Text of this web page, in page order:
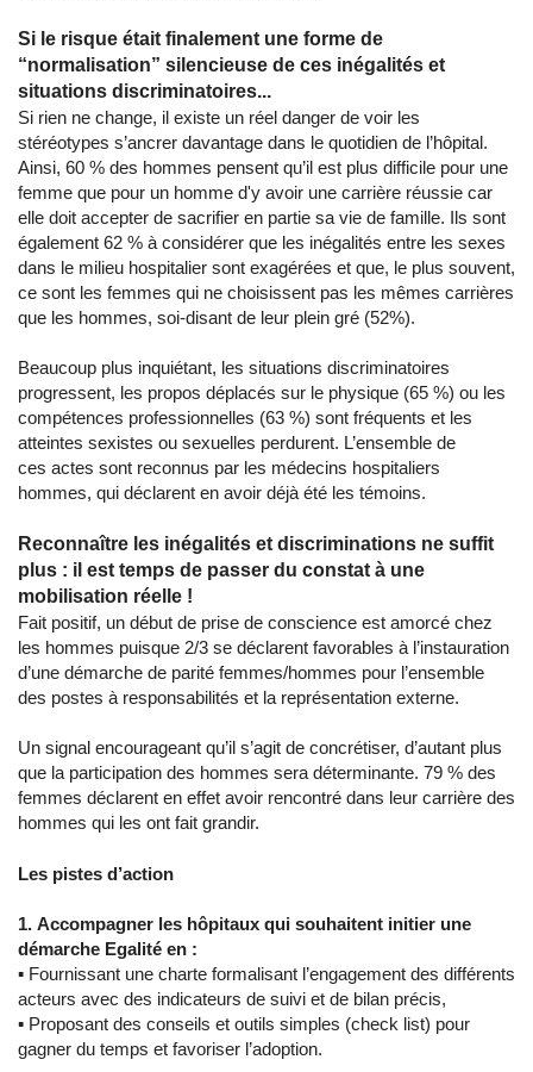
Si le risque était finalement une forme de
“normalisation” silencieuse de ces inégalités et
situations discriminatoires...
Si rien ne change, il existe un réel danger de voir les
stéréotypes s’ancrer davantage dans le quotidien de l’hôpital.
Ainsi, 60 % des hommes pensent qu’il est plus difficile pour une
femme que pour un homme d'y avoir une carrière réussie car
elle doit accepter de sacrifier en partie sa vie de famille. Ils sont
également 62 % à considérer que les inégalités entre les sexes
dans le milieu hospitalier sont exagérées et que, le plus souvent,
ce sont les femmes qui ne choisissent pas les mêmes carrières
que les hommes, soi-disant de leur plein gré (52%).
Beaucoup plus inquiétant, les situations discriminatoires
progressent, les propos déplacés sur le physique (65 %) ou les
compétences professionnelles (63 %) sont fréquents et les
atteintes sexistes ou sexuelles perdurent. L’ensemble de
ces actes sont reconnus par les médecins hospitaliers
hommes, qui déclarent en avoir déjà été les témoins.
Reconnaître les inégalités et discriminations ne suffit
plus : il est temps de passer du constat à une
mobilisation réelle !
Fait positif, un début de prise de conscience est amorcé chez
les hommes puisque 2/3 se déclarent favorables à l’instauration
d’une démarche de parité femmes/hommes pour l’ensemble
des postes à responsabilités et la représentation externe.
Un signal encourageant qu’il s’agit de concrétiser, d’autant plus
que la participation des hommes sera déterminante. 79 % des
femmes déclarent en effet avoir rencontré dans leur carrière des
hommes qui les ont fait grandir.
Les pistes d’action
1. Accompagner les hôpitaux qui souhaitent initier une
démarche Egalité en :
▪ Fournissant une charte formalisant l’engagement des différents
acteurs avec des indicateurs de suivi et de bilan précis,
▪ Proposant des conseils et outils simples (check list) pour
gagner du temps et favoriser l’adoption.